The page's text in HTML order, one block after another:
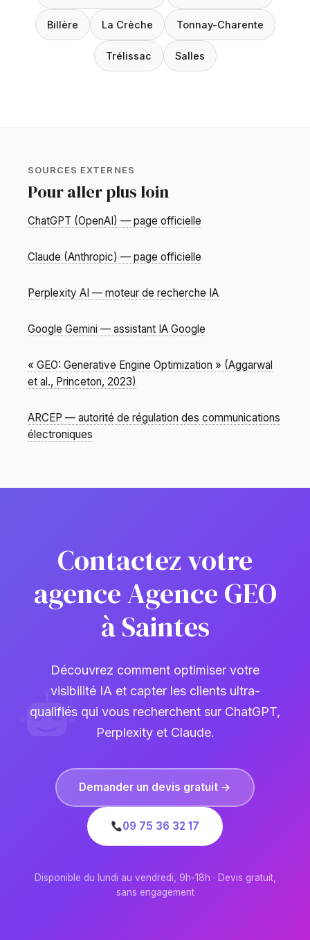
Billère La Crèche Tonnay-Charente
Trélissac Salles
SOURCES EXTERNES
Pour aller plus loin
ChatGPT (OpenAI) — page officielle
Claude (Anthropic) — page officielle
Perplexity AI — moteur de recherche IA
Google Gemini — assistant IA Google
« GEO: Generative Engine Optimization » (Aggarwal
et al., Princeton, 2023)
ARCEP — autorité de régulation des communications
électroniques
Contactez votre
agence Agence GEO
à Saintes
Découvrez comment optimiser votre
visibilité IA et capter les clients ultra-
qualifiés qui vous recherchent sur ChatGPT,
Perplexity et Claude.
Demander un devis gratuit →
09 75 36 32 17
Disponible du lundi au vendredi, 9h-18h · Devis gratuit,
sans engagement